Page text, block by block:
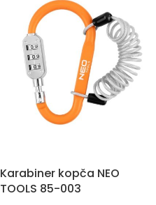
Karabiner kopča NEO
TOOLS 85-003